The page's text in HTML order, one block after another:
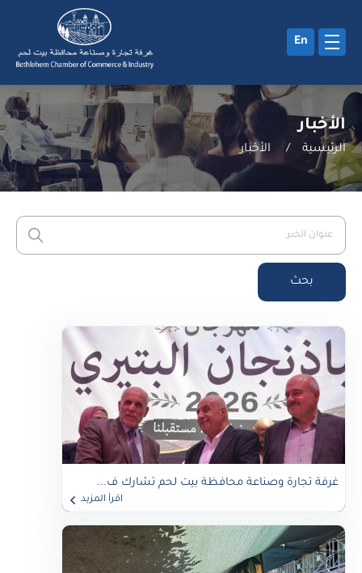
En
الأخبار
الرئيسية / الأخبار
بحث
غرفة تجارة وصناعة محافظة بيت لحم تشارك ف...
اقرأ المزيد